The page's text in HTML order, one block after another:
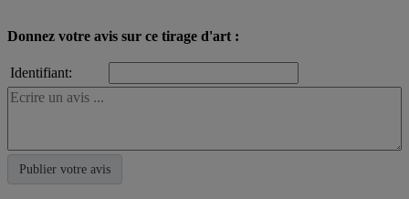
Donnez votre avis sur ce tirage d'art :
Identifiant: